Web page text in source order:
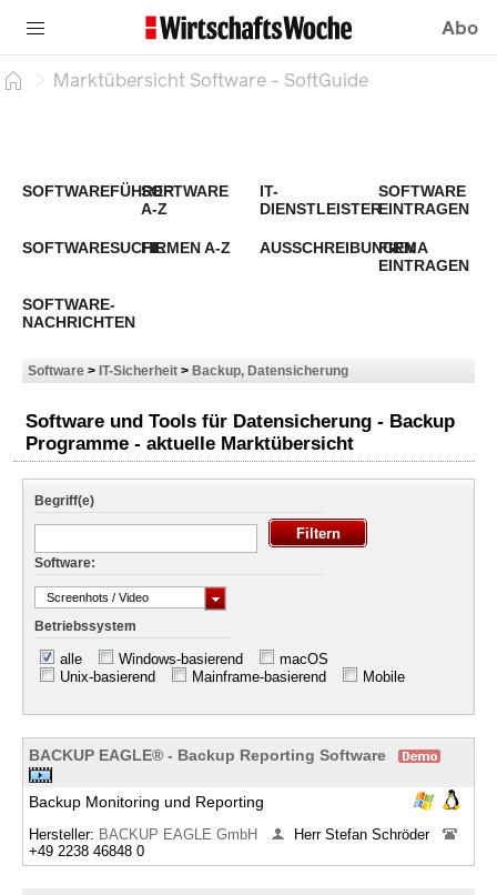
Abo
Marktübersicht Software - SoftGuide
SOFTWAREFÜHRERSOFTWARE
A-Z
IT-
DIENSTLEISTER
SOFTWARE
EINTRAGEN
SOFTWARESUCHEFIRMEN A-Z AUSSCHREIBUNGEN
FIRMA
EINTRAGEN
SOFTWARE-
NACHRICHTEN
Software > IT-Sicherheit > Backup, Datensicherung
Software und Tools für Datensicherung - Backup
Programme - aktuelle Marktübersicht
Begriff(e)
Software:
Screenhots / Video
Betriebssystem
alle Windows-basierend
macOS
Unix-basierend
Mainframe-basierend Mobile
BACKUP EAGLE® - Backup Reporting Software
Backup Monitoring und Reporting
Hersteller: BACKUP EAGLE GmbH
Herr Stefan Schröder
+49 2238 46848 0